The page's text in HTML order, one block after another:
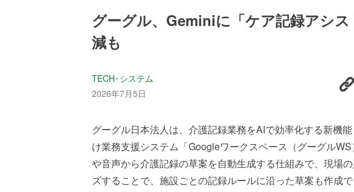
グーグル、Geminiに「ケア記録アシ
減も
TECH･システム
2026年7月5日
グーグル日本法人は、介護記録業務をAIで効率化する新機
け業務支援システム「Googleワークスペース（グーグル
や音声から介護記録の草案を自動生成する仕組みで、現場
ズすることで、施設ごとの記録ルールに沿った草案も作成